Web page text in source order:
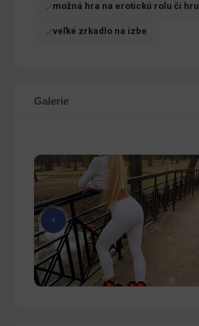
možná hra na erotickú rolu či hru
veľké zrkadlo na izbe
Galerie